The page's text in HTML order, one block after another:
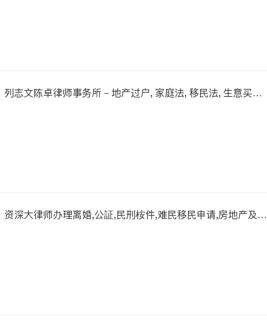
列志文陈卓律师事务所－地产过户, 家庭法, 移民法, 生意买卖
资深大律师办理离婚,公証,民刑桉件,难民移民申请,房地产及生